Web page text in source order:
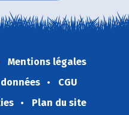
Mentions légales
CGU
Plan du site